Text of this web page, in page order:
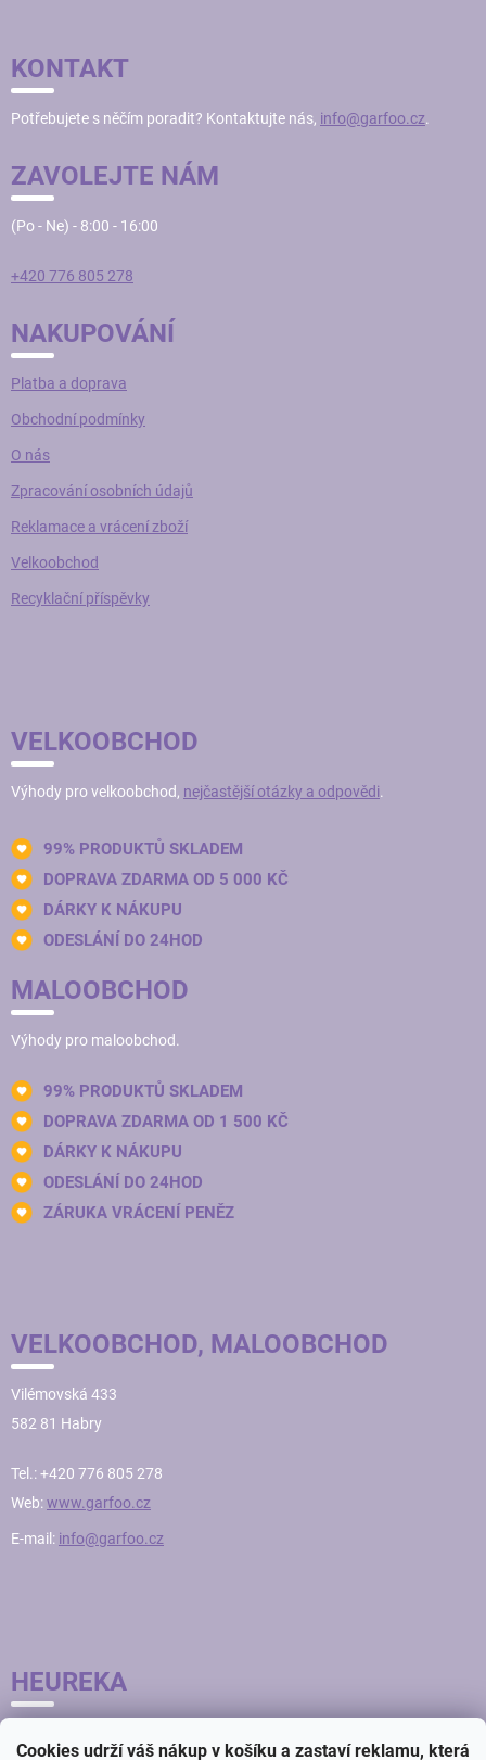
Cookies udrží váš nákup v košíku a zastaví reklamu, která
A
T
KONTAKT
Potřebujete s něčím poradit? Kontaktujte nás, info@garfoo.cz.
ZAVOLEJTE NÁM
(Po - Ne) - 8:00 - 16:00
+420 776 805 278
NAKUPOVÁNÍ
Platba a doprava
Obchodní podmínky
O nás
Zpracování osobních údajů
Reklamace a vrácení zboží
Velkoobchod
Recyklační příspěvky
VELKOOBCHOD
Výhody pro velkoobchod, nejčastější otázky a odpovědi.
99% PRODUKTŮ SKLADEM
DOPRAVA ZDARMA OD 5 000 KČ
DÁRKY K NÁKUPU
ODESLÁNÍ DO 24HOD
MALOOBCHOD
Výhody pro maloobchod.
99% PRODUKTŮ SKLADEM
DOPRAVA ZDARMA OD 1 500 KČ
DÁRKY K NÁKUPU
ODESLÁNÍ DO 24HOD
ZÁRUKA VRÁCENÍ PENĚZ
VELKOOBCHOD, MALOOBCHOD
Vilémovská 433
582 81 Habry
Tel.: +420 776 805 278
Web:www.garfoo.cz
E-mail: info@garfoo.cz
HEUREKA